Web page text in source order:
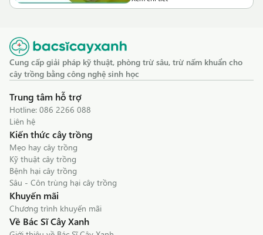
Cung cấp giải pháp kỹ thuật, phòng trừ sâu, trừ nấm khuẩn cho
cây trồng bằng công nghệ sinh học
Trung tâm hỗ trợ
Hotline: 086 2266 088
Liên hệ
Kiến thức cây trồng
Mẹo hay cây trồng
Kỹ thuật cây trồng
Bệnh hại cây trồng
Sâu - Côn trùng hại cây trồng
Khuyến mãi
Chương trình khuyến mãi
Về Bác Sĩ Cây Xanh